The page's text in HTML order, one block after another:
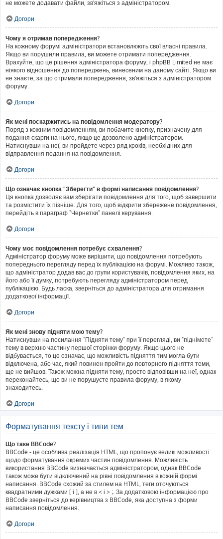
не можете додавати файли, зв'яжіться з адміністратором.
Догори
Чому я отримав попередження?
На кожному форумі адміністратори встановлюють свої власні правила.
Якщо ви порушили правила, ви можете отримати попередження.
Врахуйте, що це рішення адміністратора форуму, і phpBB Limited не має
ніякого відношення до попереджень, винесеним на даному сайті. Якщо ви
не знаєте, за що отримали попередження, зв'яжіться з адміністратором
форуму.
Догори
Як мені поскаржитись на повідомлення модератору?
Поряд з кожним повідомленням, ви побачите кнопку, призначену для
подання скарги на нього, якщо це дозволено адміністратором.
Натиснувши на неї, ви пройдете через ряд кроків, необхідних для
відправлення подання на повідомлення.
Догори
Що означає кнопка "Зберегти" в формі написання повідомлення?
Ця кнопка дозволяє вам зберігати повідомлення для того, щоб завершити
та розмістити їх пізніше. Для того, щоб відкрити збережене повідомлення,
перейдіть в параграф "Чернетки" панелі керування.
Догори
Чому моє повідомлення потребує схвалення?
Адміністратор форуму може вирішити, що повідомлення потребують
попереднього перегляду перед їх публікацією на форумі. Можливо також,
що адміністратор додав вас до групи користувачів, повідомлення яких, на
його або її думку, потребують перегляду адміністратором перед
публікацією. Будь ласка, зверніться до адміністратора для отримання
додаткової інформації.
Догори
Як мені знову підняти мою тему?
Натиснувши на посилання "Підняти тему" при її перегляді, ви "піднімете"
тему в верхню частину першої сторінки форуму. Якщо цього не
відбувається, то це означає, що можливість підняття тим могла бути
відключена, або час, який повинен пройти до повторного підняття теми,
ще не вийшов. Також можна підняти тему, просто відповівши на неї, однак
переконайтесь, що ви не порушуєте правила форуму, в якому
знаходитесь.
Догори
Форматування тексту і типи тем
Що таке BBCode?
BBCode - це особлива реалізація HTML, що пропонує великі можливості
щодо форматування окремих частин повідомлення. Можливість
використання BBCode визначається адміністратором, однак BBCode
також може бути відключений на рівні повідомлення в кожній формі
написання. BBCode схожий за стилем на HTML, теги оточуються
квадратними дужками [ і ], а не в < і > ;. За додатковою інформацією про
BBCode зверніться до керівництва з BBCode, яка доступна з форми
написання повідомлення.
Догори